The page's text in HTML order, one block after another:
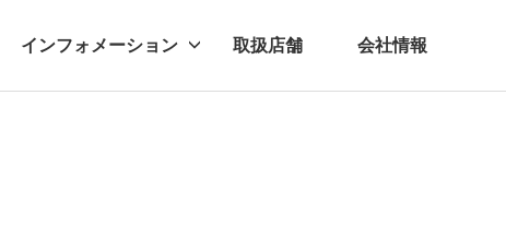
インフォメーション 取扱店舗 会社情報